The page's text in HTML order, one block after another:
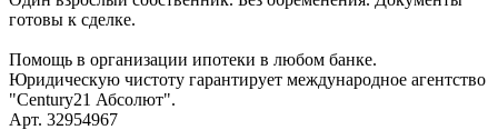
готовы к сделке.
Помощь в организации ипотеки в любом банке.
Юридическую чистоту гарантирует международное агентство
"Century21 Абсолют".
Арт. 32954967